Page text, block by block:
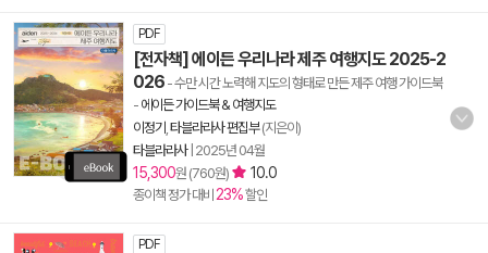
PDF
[전자책] 에이든 우리나라 제주 여행지도 2025-2
026 - 수만 시간 노력해 지도의 형태로 만든 제주 여행 가이드북
- 에이든 가이드북 & 여행지도
이정기 타블라라사 편집부(지은이)
타블라라사| 2025년 04월
15,300원 (760원) 10.0
종이책 정가 대비 23%할인
PDF